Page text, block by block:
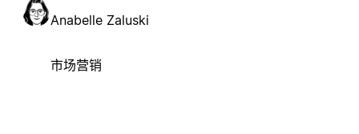
Anabelle Zaluski
市场营销